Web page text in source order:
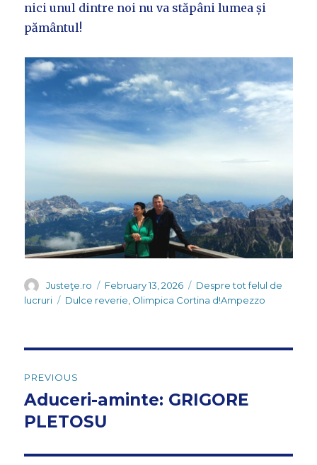
nici unul dintre noi nu va stăpâni lumea și
pământul!
Author
Justeţe.ro
Posted
on
February 13, 2026 Categories
Despre tot felul de
lucruri
Tags
Dulce reverie, Olimpica Cortina d!Ampezzo
navigation
PREVIOUS
Previous
post:
Aduceri-aminte: GRIGORE
PLETOSU